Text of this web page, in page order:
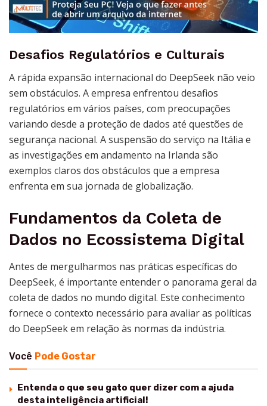
Desafios Regulatórios e Culturais
A rápida expansão internacional do DeepSeek não veio
sem obstáculos. A empresa enfrentou desafios
regulatórios em vários países, com preocupações
variando desde a proteção de dados até questões de
segurança nacional. A suspensão do serviço na Itália e
as investigações em andamento na Irlanda são
exemplos claros dos obstáculos que a empresa
enfrenta em sua jornada de globalização.
Fundamentos da Coleta de
Dados no Ecossistema Digital
Antes de mergulharmos nas práticas específicas do
DeepSeek, é importante entender o panorama geral da
coleta de dados no mundo digital. Este conhecimento
fornece o contexto necessário para avaliar as políticas
do DeepSeek em relação às normas da indústria.
Você Pode Gostar
Entenda o que seu gato quer dizer com a ajuda
desta inteligência artificial!